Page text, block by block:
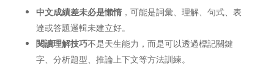
中文成績差未必是懶惰，可能是詞彙、理解、句式、表
達或答題邏輯未建立好。
閱讀理解技巧不是天生能力，而是可以透過標記關鍵
字、分析題型、推論上下文等方法訓練。